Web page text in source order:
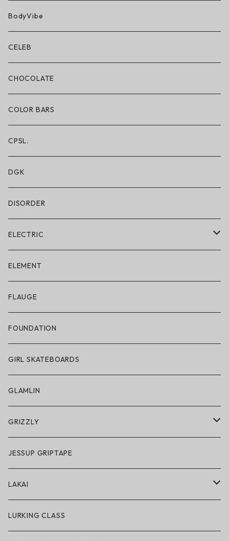
BN3TH × ON THE ROAM
ボクサーブリーフ/ショート丈
ボクサーブリーフ/ロング丈
ショートパンツ/2 IN 1
レギンス/フルレングス10分丈
水着/スイムウェア
BodyVibe
CELEB
CHOCOLATE
COLOR BARS
CPSL.
DGK
DISORDER
ELECTRIC
ELECTRIC × ON THE ROAM
アパレル
帽子
サングラス
スノーゴーグル
アクセサリー・小物
ELEMENT
FLAUGE
FOUNDATION
GIRL SKATEBOARDS
GLAMLIN
GRIZZLY
GRIZZLY × POLeR
アパレル
ハードグッズ
JESSUP GRIPTAPE
LAKAI
LAKAI × POLeR
LURKING CLASS